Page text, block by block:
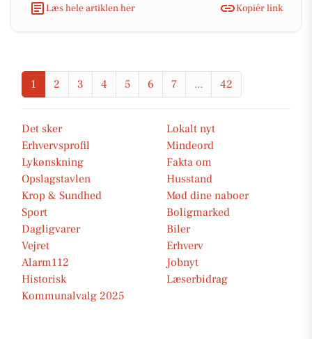
Læs hele artiklen her
Kopiér link
1 2 3 4 5 6 7 ... 42
Det sker
Lokalt nyt
Erhvervsprofil
Mindeord
Lykønskning
Fakta om
Opslagstavlen
Husstand
Krop & Sundhed
Mød dine naboer
Sport
Boligmarked
Dagligvarer
Biler
Vejret
Erhverv
Alarm112
Jobnyt
Historisk
Læserbidrag
Kommunalvalg 2025